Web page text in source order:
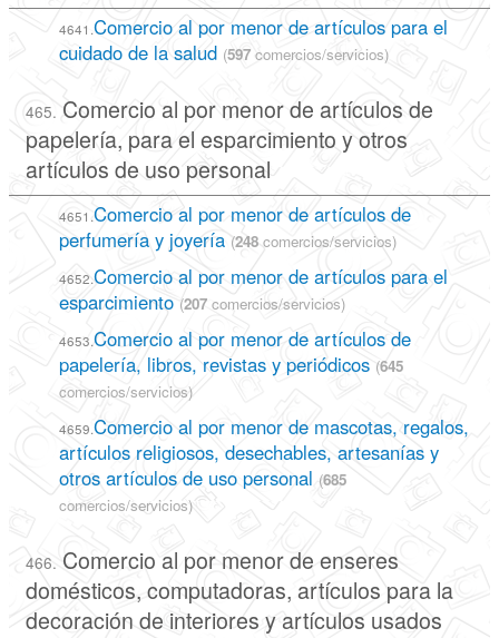
4641.Comercio al por menor de artículos para el
cuidado de la salud (597 comercios/servicios)
465. Comercio al por menor de artículos de
papelería, para el esparcimiento y otros
artículos de uso personal
4651.Comercio al por menor de artículos de
perfumería y joyería (248 comercios/servicios)
4652.Comercio al por menor de artículos para el
esparcimiento (207 comercios/servicios)
4653.Comercio al por menor de artículos de
papelería, libros, revistas y periódicos (645
comercios/servicios)
4659.Comercio al por menor de mascotas, regalos,
artículos religiosos, desechables, artesanías y
otros artículos de uso personal (685
comercios/servicios)
466. Comercio al por menor de enseres
domésticos, computadoras, artículos para la
decoración de interiores y artículos usados